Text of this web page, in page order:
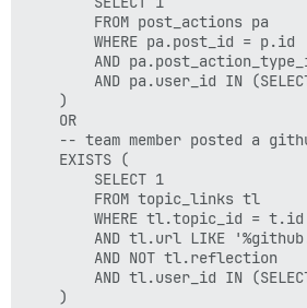
        FROM post_actions pa
        WHERE pa.post_id = p.id
AND
AND pa.user_id IN
    )
    OR
-- team member posted a
    EXISTS (
        SELECT 1
        FROM topic_links tl
        WHERE tl.topic_id = t.id
AND tl.url LIKE
        AND NOT tl.reflection
AND tl.user_id IN
    )